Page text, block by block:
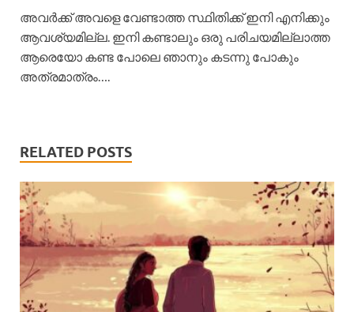
അവർക്ക് അവളെ വേണ്ടാത്ത സ്ഥിതിക്ക് ഇനി എനിക്കും
ആവശ്യമില്ല. ഇനി കണ്ടാലും ഒരു പരിചയമില്ലാത്ത
ആരെയോ കണ്ട പോലെ ഞാനും കടന്നു പോകും
അത്രമാത്രം….
RELATED POSTS